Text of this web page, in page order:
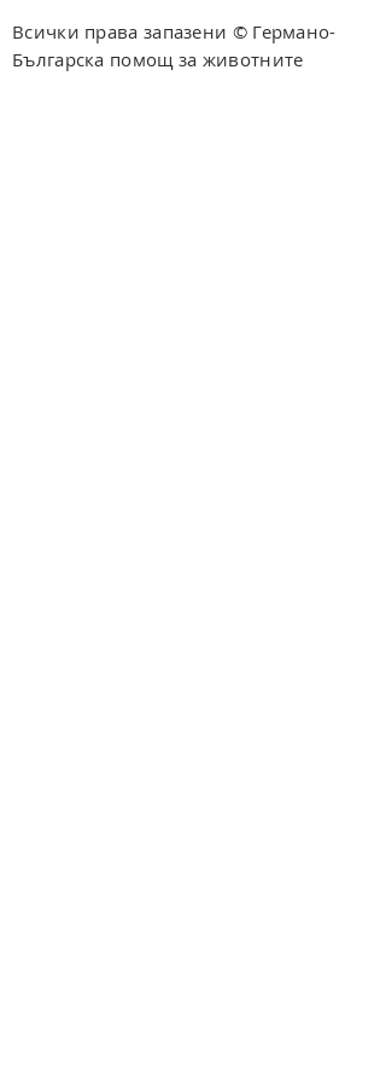
Всички права запазени © Германо-
Българска помощ за животните